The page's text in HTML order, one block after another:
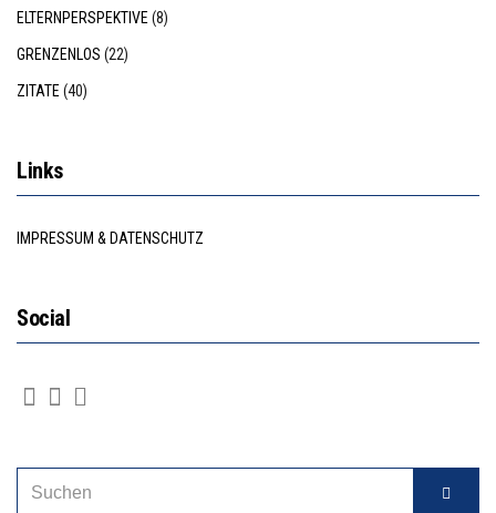
ELTERNPERSPEKTIVE (8)
GRENZENLOS (22)
ZITATE (40)
Links
IMPRESSUM & DATENSCHUTZ
Social